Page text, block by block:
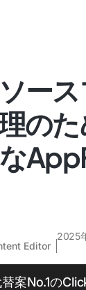
ー
の
Editor
2025
案No.1の